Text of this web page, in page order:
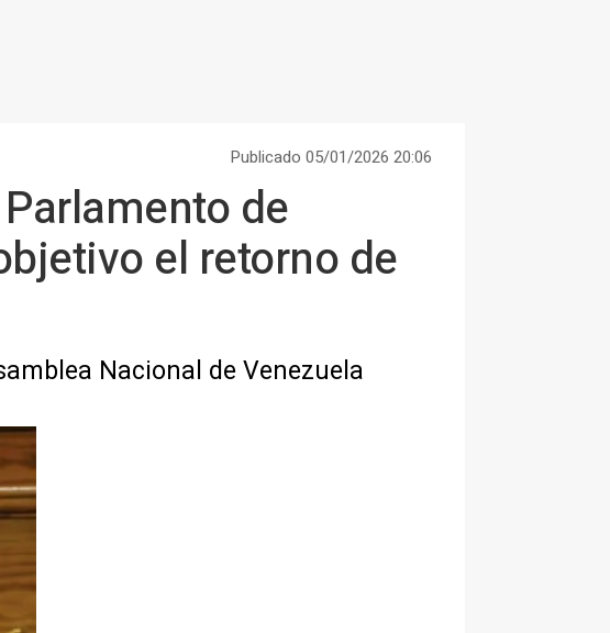
Publicado 05/01/2026 20:06
de
el retorno de
Nacional de Venezuela